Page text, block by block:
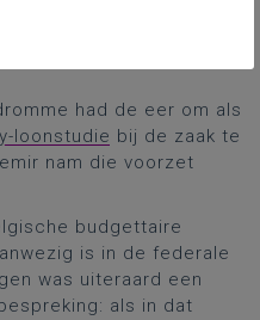
had de eer om als
loonstudie bij de zaak te
nam die voorzet
budgettaire
is in de federale
was uiteraard een
als in dat